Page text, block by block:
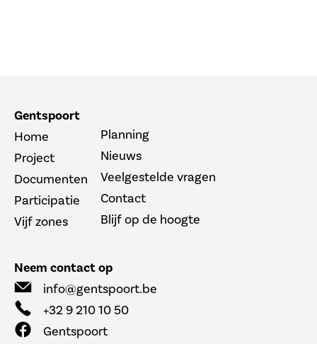
Gentspoort
Home
Project
Documenten
Participatie
Vijf zones
Planning
Nieuws
Veelgestelde vragen
Contact
Blijf op de hoogte
Neem contact op
info@gentspoort.be
+32 9 210 10 50
Gentspoort